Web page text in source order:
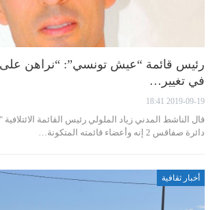
رئيس قائمة “عيش تونسي”: “نراهن على
في تغيير…
2019-09-19 18:41
قال الناشط المدني زياد الملولي رئيس القائمة
دائرة صفاقس 2 إنه وأعضاء قائمته المتكونة…
أخبار ثقافية